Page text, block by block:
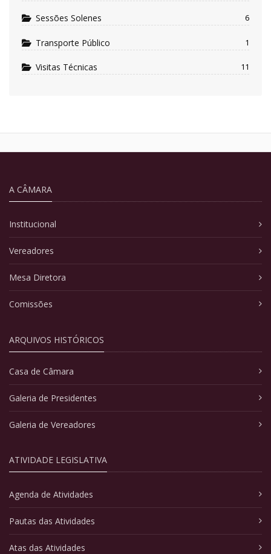
Sessões Solenes 6
Transporte Público 1
Visitas Técnicas 11
A CÂMARA
Institucional
Vereadores
Mesa Diretora
Comissões
ARQUIVOS HISTÓRICOS
Casa de Câmara
Galeria de Presidentes
Galeria de Vereadores
ATIVIDADE LEGISLATIVA
Agenda de Atividades
Pautas das Atividades
Atas das Atividades